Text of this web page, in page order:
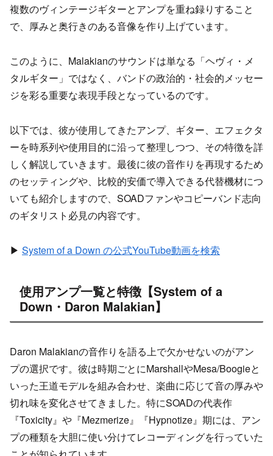
複数のヴィンテージギターとアンプを重ね録りすること
で、厚みと奥行きのある音像を作り上げています。
このように、Malakianのサウンドは単なる「ヘヴィ・メ
タルギター」ではなく、バンドの政治的・社会的メッセー
ジを彩る重要な表現手段となっているのです。
以下では、彼が使用してきたアンプ、ギター、エフェクタ
ーを時系列や使用目的に沿って整理しつつ、その特徴を詳
しく解説していきます。最後に彼の音作りを再現するため
のセッティングや、比較的安価で導入できる代替機材につ
いても紹介しますので、SOADファンやコピーバンド志向
のギタリスト必見の内容です。
▶ System of a Down の公式YouTube動画を検索
使用アンプ一覧と特徴【System of a
Down・Daron Malakian】
Daron Malakianの音作りを語る上で欠かせないのがアン
プの選択です。彼は時期ごとにMarshallやMesa/Boogieと
いった王道モデルを組み合わせ、楽曲に応じて音の厚みや
切れ味を変化させてきました。特にSOADの代表作
『Toxicity』や『Mezmerize』『Hypnotize』期には、アン
プの種類を大胆に使い分けてレコーディングを行っていた